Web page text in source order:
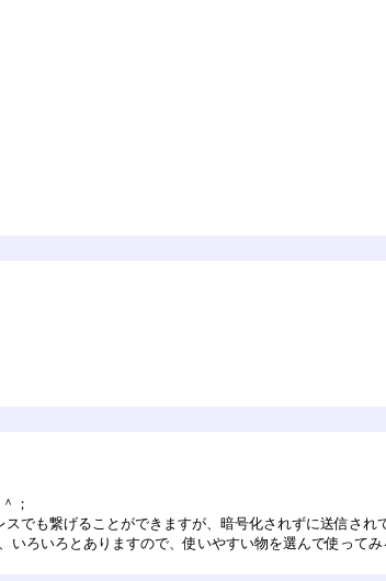
；
げることができますが、暗号化されずに送信されて
ろいろとありますので、使いやすい物を選んで使ってみ